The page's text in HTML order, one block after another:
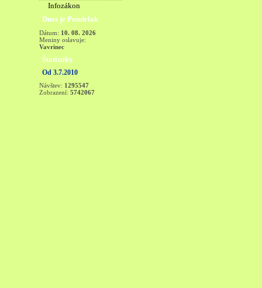
Infozákon
Dnes je Pondelok
Dátum: 10. 08. 2026
Meniny oslavuje:
Vavrinec
Štatistiky
Od 3.7.2010
Návštev: 1295547
Zobrazení: 5742067